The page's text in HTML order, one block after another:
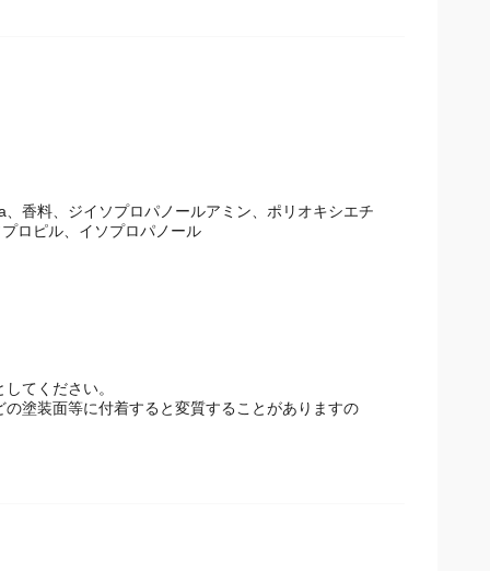
ピル、イソプロパノール
てください。
塗装面等に付着すると変質することがありますので、